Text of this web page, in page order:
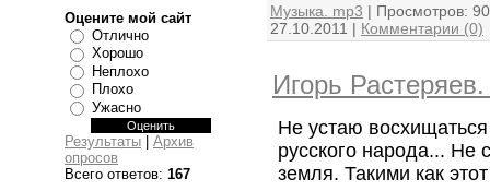
Оцените мой сайт
Отлично
Хорошо
Неплохо
Плохо
Ужасно
Результаты
Архив
опросов
Всего ответов: 167
Музыка. mp3 | Просмотров:
27.10.2011 | Комментарии (0)
Игорь
Не устаю
русского народа... Не
земля. Такими как